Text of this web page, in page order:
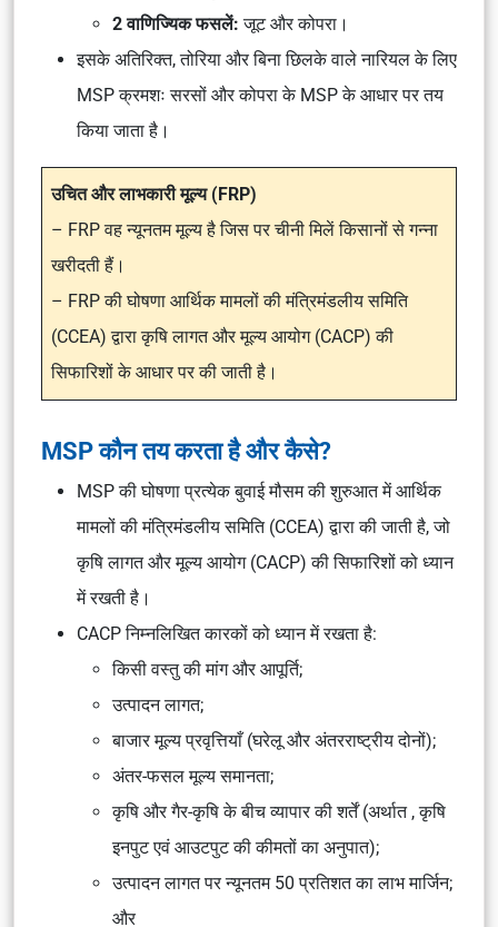
2 वाणिज्यिक फसलें:जूट और कोपरा।
इसके अतिरिक्त, तोरिया और बिना छिलके वाले नारियल के लिए
MSP क्रमशः सरसों और कोपरा के MSP के आधार पर तय
किया जाता है।
उचित और लाभकारी मूल्य (FRP)
– FRP वह न्यूनतम मूल्य है जिस पर चीनी मिलें किसानों से गन्ना
खरीदती हैं।
– FRP की घोषणा आर्थिक मामलों की मंत्रिमंडलीय समिति
(CCEA) द्वारा कृषि लागत और मूल्य आयोग (CACP) की
सिफारिशों के आधार पर की जाती है।
MSP कौन तय करता है और कैसे?
MSP की घोषणा प्रत्येक बुवाई मौसम की शुरुआत में आर्थिक
मामलों की मंत्रिमंडलीय समिति (CCEA) द्वारा की जाती है, जो
कृषि लागत और मूल्य आयोग (CACP) की सिफारिशों को ध्यान
में रखती है।
CACP निम्नलिखित कारकों को ध्यान में रखता है:
किसी वस्तु की मांग और आपूर्ति;
उत्पादन लागत;
बाजार मूल्य प्रवृत्तियाँ (घरेलू और अंतरराष्ट्रीय दोनों);
अंतर-फसल मूल्य समानता;
कृषि और गैर-कृषि के बीच व्यापार की शर्तें (अर्थात , कृषि
इनपुट एवं आउटपुट की कीमतों का अनुपात);
उत्पादन लागत पर न्यूनतम 50 प्रतिशत का लाभ मार्जिन;
और